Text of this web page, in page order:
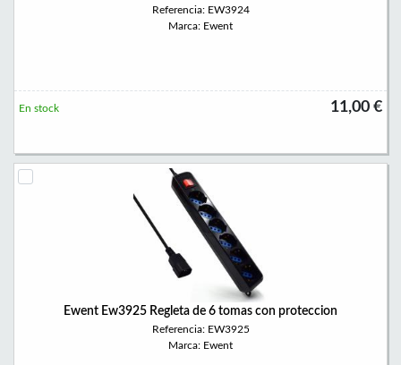
Referencia: EW3924
Marca: Ewent
11,00 €
En stock
Ewent Ew3925 Regleta de 6 tomas con proteccion
Referencia: EW3925
Marca: Ewent